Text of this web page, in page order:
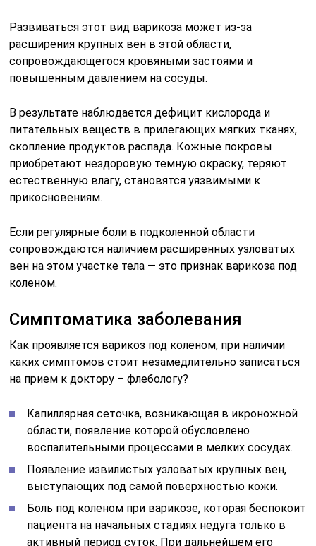
Развиваться этот вид варикоза может из-за
расширения крупных вен в этой области,
сопровождающегося кровяными застоями и
повышенным давлением на сосуды.
В результате наблюдается дефицит кислорода и
питательных веществ в прилегающих мягких тканях,
скопление продуктов распада. Кожные покровы
приобретают нездоровую темную окраску, теряют
естественную влагу, становятся уязвимыми к
прикосновениям.
Если регулярные боли в подколенной области
сопровождаются наличием расширенных узловатых
вен на этом участке тела — это признак варикоза под
коленом.
Симптоматика заболевания
Как проявляется варикоз под коленом, при наличии
каких симптомов стоит незамедлительно записаться
на прием к доктору – флебологу?
Капиллярная сеточка, возникающая в икроножной
области, появление которой обусловлено
воспалительными процессами в мелких сосудах.
Появление извилистых узловатых крупных вен,
выступающих под самой поверхностью кожи.
Боль под коленом при варикозе, которая беспокоит
пациента на начальных стадиях недуга только в
активный период суток. При дальнейшем его